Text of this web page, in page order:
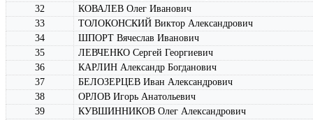
32
КОВАЛЕВ Олег Иванович
33
ТОЛОКОНСКИЙ Виктор Александрович
34
ШПОРТ Вячеслав Иванович
35
ЛЕВЧЕНКО Сергей Георгиевич
36
КАРЛИН Александр Богданович
37
БЕЛОЗЕРЦЕВ Иван Александрович
38
ОРЛОВ Игорь Анатольевич
39
КУВШИННИКОВ Олег Александрович